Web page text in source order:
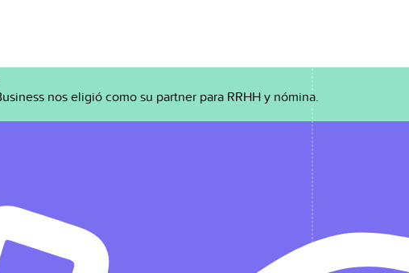
nos eligió como su partner para RRHH y nómina.